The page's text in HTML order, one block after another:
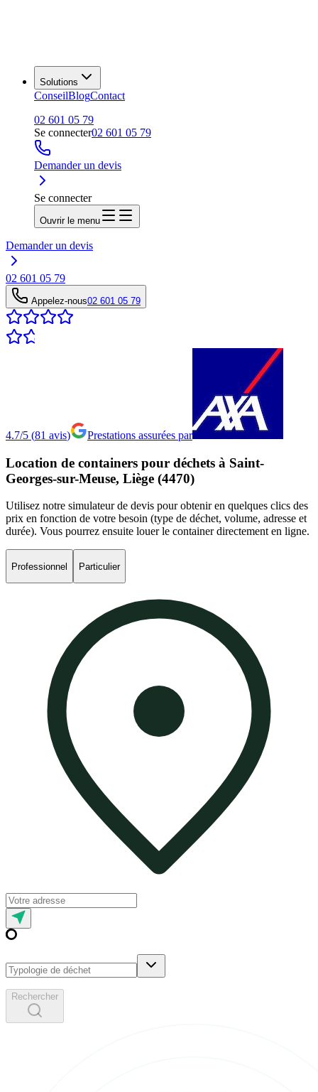
Solutions
ConseilBlogContact
02 601 05 79
Se connecter02 601 05 79
Demander un devis
Se connecter
Ouvrir le menu
Demander un devis
02 601 05 79
Appelez-nous02 601 05 79
4.7/5 (81 avis) Prestations assurées par
Location de containers pour déchets à Saint-
Georges-sur-Meuse, Liège (4470)
Utilisez notre simulateur de devis pour obtenir en quelques clics des
prix en fonction de votre besoin (type de déchet, volume, adresse et
durée). Vous pourrez ensuite louer le container directement en ligne.
Professionnel Particulier
Rechercher